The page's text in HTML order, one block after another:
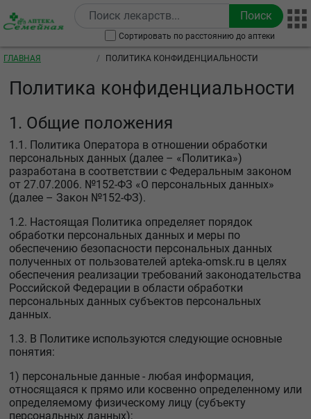
Сортировать по расстоянию до аптеки
Строка навигации
ГЛАВНАЯ ПОЛИТИКА КОНФИДЕНЦИАЛЬНОСТИ
Политика конфиденциальности
1. Общие положения
1.1. Политика Оператора в отношении обработки
персональных данных (далее – «Политика»)
разработана в соответствии с Федеральным законом
от 27.07.2006. №152-ФЗ «О персональных данных»
(далее – Закон №152-ФЗ).
1.2. Настоящая Политика определяет порядок
обработки персональных данных и меры по
обеспечению безопасности персональных данных
полученных от пользователей apteka-omsk.ru в целях
обеспечения реализации требований законодательства
Российской Федерации в области обработки
персональных данных субъектов персональных
данных.
1.3. В Политике используются следующие основные
понятия:
1) персональные данные - любая информация,
относящаяся к прямо или косвенно определенному или
определяемому физическому лицу (субъекту
персональных данных);